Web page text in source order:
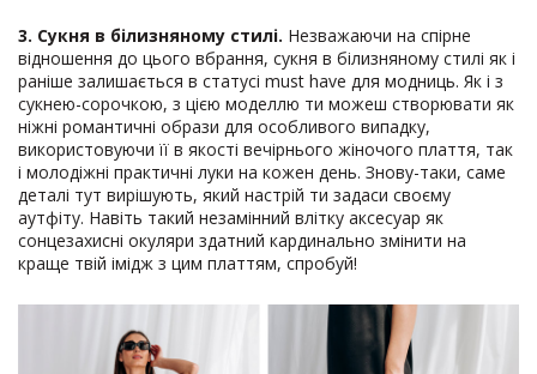
3. Сукня в білизняному стилі. Незважаючи на спірне
відношення до цього вбрання, сукня в білизняному стилі як і
раніше залишається в статусі must have для модниць. Як і з
сукнею-сорочкою, з цією моделлю ти можеш створювати як
ніжні романтичні образи для особливого випадку,
використовуючи її в якості вечірнього жіночого плаття, так
і молодіжні практичні луки на кожен день. Знову-таки, саме
деталі тут вирішують, який настрій ти задаси своєму
аутфіту. Навіть такий незамінний влітку аксесуар як
сонцезахисні окуляри здатний кардинально змінити на
краще твій імідж з цим платтям, спробуй!